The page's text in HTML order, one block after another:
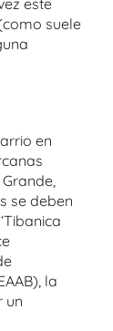
este
suele
en
se deben
la
un